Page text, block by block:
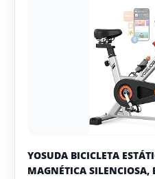
YOSUDA BICICLETA
MAGNÉTICA SILENCIOSA,